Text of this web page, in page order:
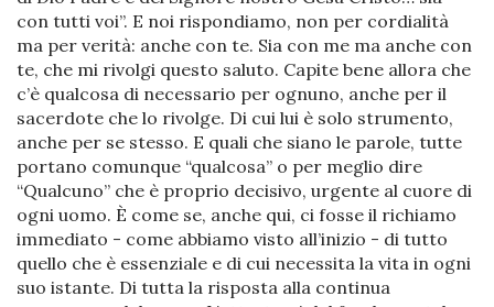
con tutti voi”. E noi rispondiamo, non per cordialità
ma per verità: anche con te. Sia con me ma anche con
te, che mi rivolgi questo saluto. Capite bene allora che
c’è qualcosa di necessario per ognuno, anche per il
sacerdote che lo rivolge. Di cui lui è solo strumento,
anche per se stesso. E quali che siano le parole, tutte
portano comunque “qualcosa” o per meglio dire
“Qualcuno” che è proprio decisivo, urgente al cuore di
ogni uomo. È come se, anche qui, ci fosse il richiamo
immediato - come abbiamo visto all’inizio - di tutto
quello che è essenziale e di cui necessita la vita in ogni
suo istante. Di tutta la risposta alla continua